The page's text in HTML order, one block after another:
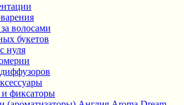
волосами
букетов
нуля
фиксаторы